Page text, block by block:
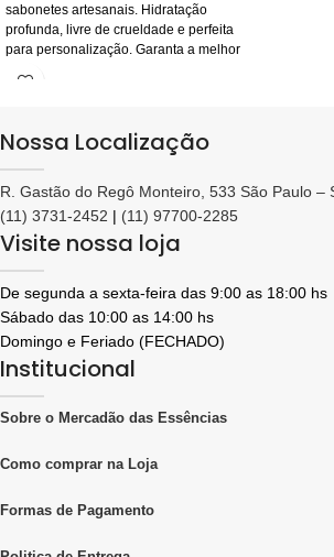
sabonetes artesanais. Hidratação
profunda, livre de crueldade e perfeita
para personalização. Garanta a melhor
Nossa Localização
R. Gastão do Regô Monteiro, 533 São Paulo –
(11) 3731-2452 | (11) 97700-2285
Visite nossa loja
De segunda a sexta-feira das 9:00 as 18:00 hs
Sábado das 10:00 as 14:00 hs
Domingo e Feriado (FECHADO)
Institucional
Sobre o Mercadão das Essências
Como comprar na Loja
Formas de Pagamento